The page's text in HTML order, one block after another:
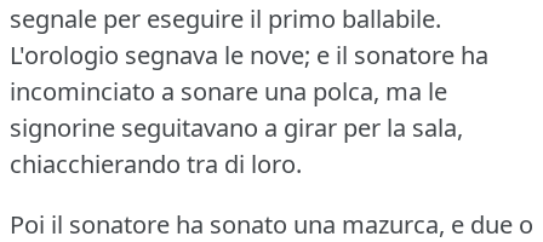
segnale per eseguire il primo ballabile.
L'orologio segnava le nove; e il sonatore ha
incominciato a sonare una polca, ma le
signorine seguitavano a girar per la sala,
chiacchierando tra di loro.
Poi il sonatore ha sonato una mazurca, e due o